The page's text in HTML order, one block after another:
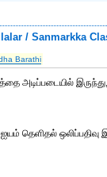
/ Sanmarkka
Barathi
அடிப்படையில்
தெளிதல் ஒலிப்பதிவு